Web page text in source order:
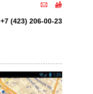
+7 (423) 206-00-23